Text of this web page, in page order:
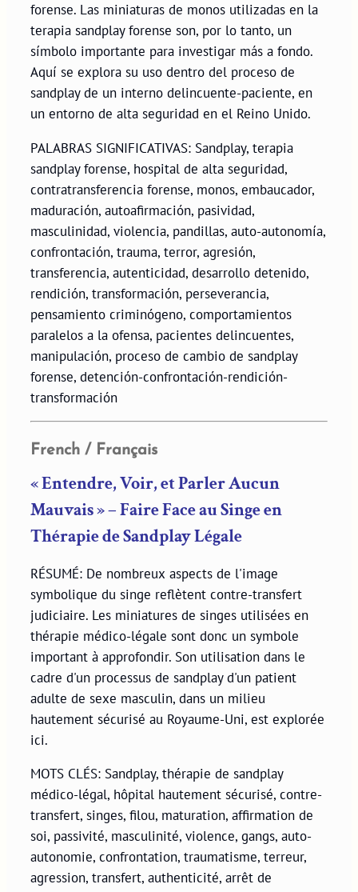
forense. Las miniaturas de monos utilizadas en la
terapia sandplay forense son, por lo tanto, un
símbolo importante para investigar más a fondo.
Aquí se explora su uso dentro del proceso de
sandplay de un interno delincuente-paciente, en
un entorno de alta seguridad en el Reino Unido.
PALABRAS SIGNIFICATIVAS: Sandplay, terapia
sandplay forense, hospital de alta seguridad,
contratransferencia forense, monos, embaucador,
maduración, autoafirmación, pasividad,
masculinidad, violencia, pandillas, auto-autonomía,
confrontación, trauma, terror, agresión,
transferencia, autenticidad, desarrollo detenido,
rendición, transformación, perseverancia,
pensamiento criminógeno, comportamientos
paralelos a la ofensa, pacientes delincuentes,
manipulación, proceso de cambio de sandplay
forense, detención-confrontación-rendición-
transformación
French / Français
« Entendre, Voir, et Parler Aucun
Mauvais » – Faire Face au Singe en
Thérapie de Sandplay Légale
RÉSUMÉ: De nombreux aspects de l'image
symbolique du singe reflètent contre-transfert
judiciaire. Les miniatures de singes utilisées en
thérapie médico-légale sont donc un symbole
important à approfondir. Son utilisation dans le
cadre d'un processus de sandplay d'un patient
adulte de sexe masculin, dans un milieu
hautement sécurisé au Royaume-Uni, est explorée
ici.
MOTS CLÉS: Sandplay, thérapie de sandplay
médico-légal, hôpital hautement sécurisé, contre-
transfert, singes, filou, maturation, affirmation de
soi, passivité, masculinité, violence, gangs, auto-
autonomie, confrontation, traumatisme, terreur,
agression, transfert, authenticité, arrêt de